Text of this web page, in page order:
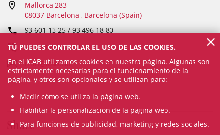
Mallorca 283
08037 Barcelona , Barcelona (Spain)
93 601 13 25 / 93 496 18 80
Fax: 93 215 40 23
rrhh@icab.cat
Share
TÚ PUEDES CONTROLAR EL USO DE LAS COOKIES.
En el ICAB utilizamos cookies en nuestra página. Algunas son
estrictamente necesarias para el funcionamiento de la
página, y otros son opcionales y se utilizan para:
Medir cómo se utiliza la página web.
Habilitar la personalización de la página web.
Para funciones de publicidad, marketing y redes sociales.
×